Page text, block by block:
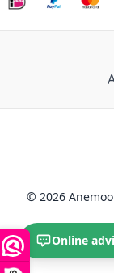
Online
© 2026